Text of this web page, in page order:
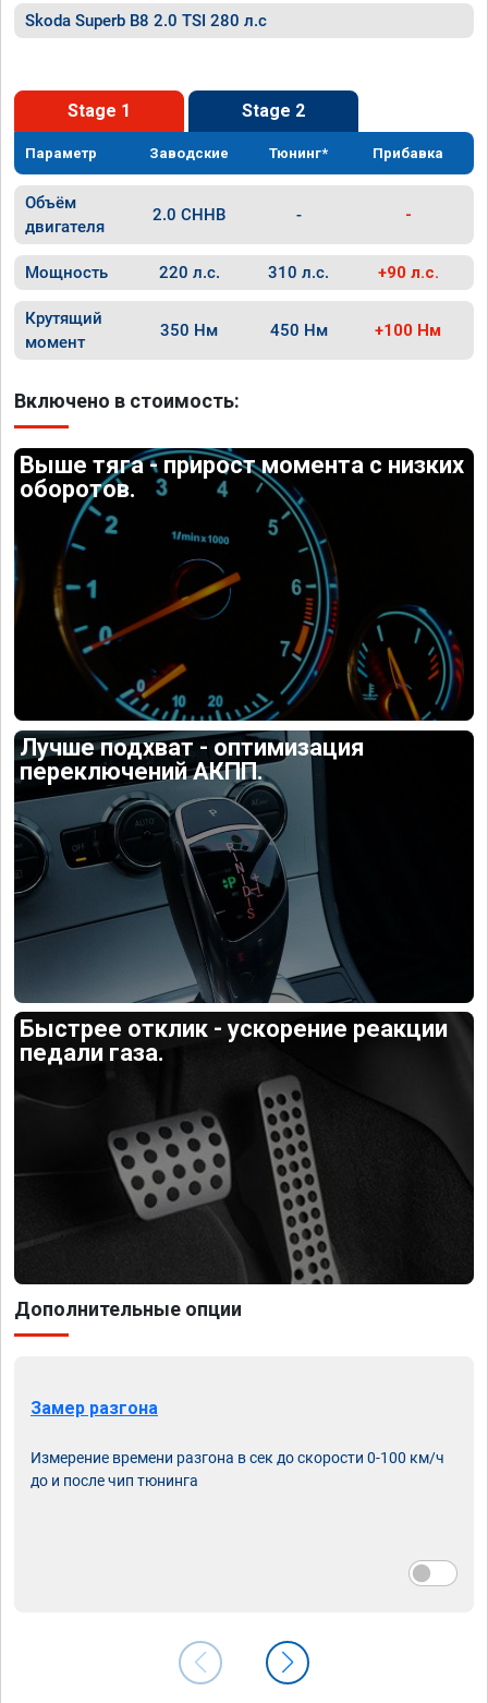
Skoda Superb B8 2.0 TSI 280 л.с
Stage 1 Stage 2
Параметр Заводские Тюнинг* Прибавка
Объём
двигателя
2.0 CHHB - -
Мощность 220 л.с. 310 л.с. +90 л.с.
Крутящий
момент
350 Нм 450 Нм +100 Нм
Включено в стоимость:
Выше тяга - прирост момента с низких
оборотов.
Лучше подхват - оптимизация
переключений АКПП.
Быстрее отклик - ускорение реакции
педали газа.
Дополнительные опции
Замер разгона
Измерение времени разгона в сек до скорости 0-100 км/ч
до и после чип тюнинга